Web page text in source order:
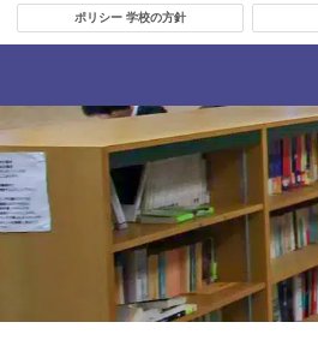
ポリシー 学校の方針